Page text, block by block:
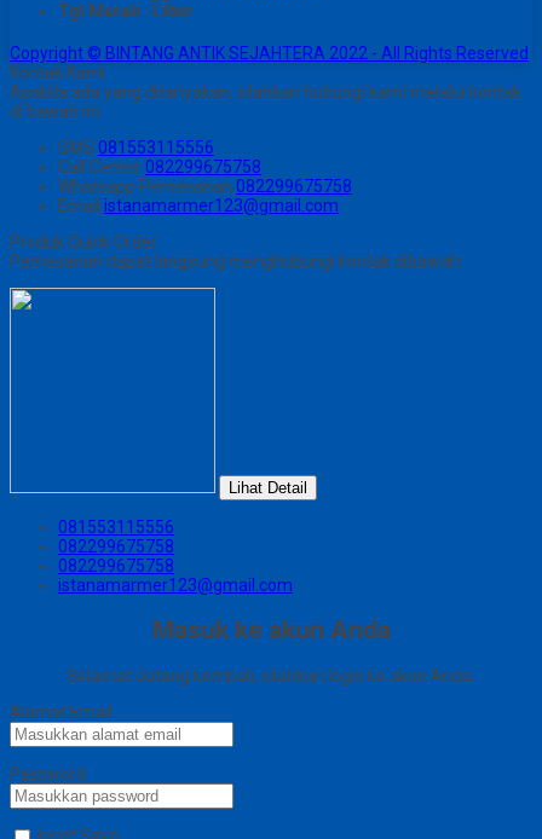
Tgl Merah : Libur
Copyright © BINTANG ANTIK SEJAHTERA 2022 - All Rights Reserved
Kontak Kami
Apabila ada yang ditanyakan, silahkan hubungi kami melalui kontak
di bawah ini.
SMS 081553115556
Call Center 082299675758
Whatsapp Pemesanan 082299675758
Email istanamarmer123@gmail.com
Produk Quick Order
Pemesanan dapat langsung menghubungi kontak dibawah:
Lihat Detail
081553115556
082299675758
082299675758
istanamarmer123@gmail.com
Masuk ke akun Anda
Selamat datang kembali, silahkan login ke akun Anda.
Alamat Email
Password